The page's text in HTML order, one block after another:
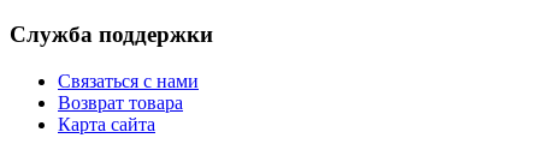
Служба поддержки
Связаться с нами
Возврат товара
Карта сайта